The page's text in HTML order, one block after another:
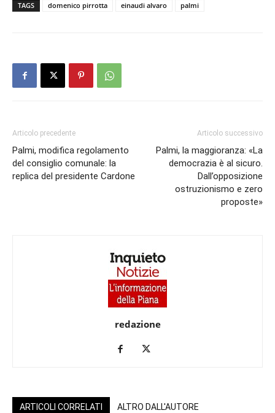
TAGS domenico pirrotta einaudi alvaro palmi
Articolo precedente
Palmi, modifica regolamento
del consiglio comunale: la
replica del presidente Cardone
Articolo successivo
Palmi, la maggioranza: «La
democrazia è al sicuro.
Dall’opposizione
ostruzionismo e zero
proposte»
redazione
ARTICOLI CORRELATI ALTRO DALL'AUTORE